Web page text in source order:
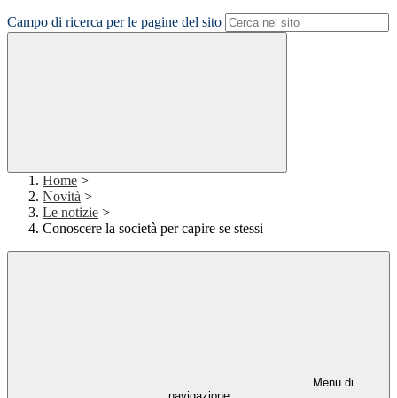
Campo di ricerca per le pagine del sito
Home >
Novità >
Le notizie >
Conoscere la società per capire se stessi
Menu di